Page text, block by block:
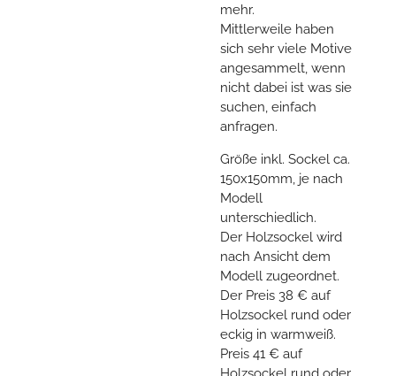
mehr.
Mittlerweile haben
sich sehr viele Motive
angesammelt, wenn
nicht dabei ist was sie
suchen, einfach
anfragen.
Größe inkl. Sockel ca.
150x150mm, je nach
Modell
unterschiedlich.
Der Holzsockel wird
nach Ansicht dem
Modell zugeordnet.
Der Preis 38 € auf
Holzsockel rund oder
eckig in warmweiß.
Preis 41 € auf